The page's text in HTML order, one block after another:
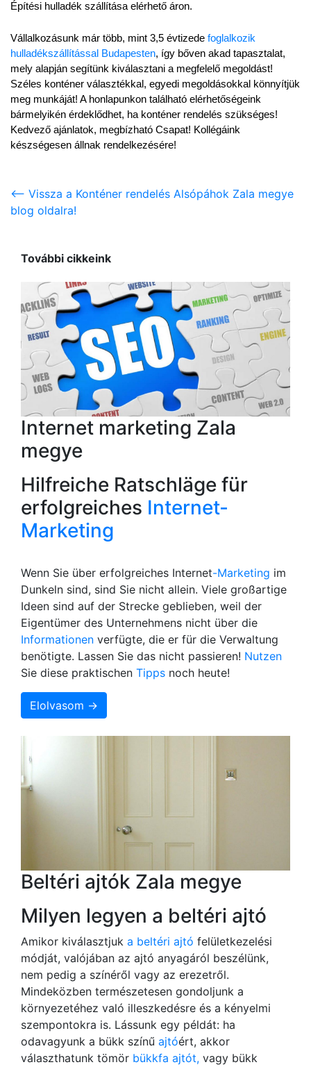
Építési hulladék szállítása elérhető áron.
Vállalkozásunk már több, mint 3,5 évtizede foglalkozik
hulladékszállítással Budapesten, így bőven akad tapasztalat,
mely alapján segítünk kiválasztani a megfelelő megoldást!
Széles konténer választékkal, egyedi megoldásokkal könnyítjük
meg munkáját! A honlapunkon található elérhetőségeink
bármelyikén érdeklődhet, ha konténer rendelés szükséges!
Kedvező ajánlatok, megbízható Csapat! Kollégáink
készségesen állnak rendelkezésére!
<-- Vissza a Konténer rendelés Alsópáhok Zala megye
blog oldalra!
További cikkeink
Internet marketing Zala
megye
Hilfreiche Ratschläge für
erfolgreiches Internet-
Marketing
Wenn Sie über erfolgreiches Internet-Marketing im
Dunkeln sind, sind Sie nicht allein. Viele großartige
Ideen sind auf der Strecke geblieben, weil der
Eigentümer des Unternehmens nicht über die
Informationen verfügte, die er für die Verwaltung
benötigte. Lassen Sie das nicht passieren! Nutzen
Sie diese praktischen Tipps noch heute!
Elolvasom →
Beltéri ajtók Zala megye
Milyen legyen a beltéri ajtó
Amikor kiválasztjuk a beltéri ajtó felületkezelési
módját, valójában az ajtó anyagáról beszélünk,
nem pedig a színéről vagy az erezetről.
Mindeközben természetesen gondoljunk a
környezetéhez való illeszkedésre és a kényelmi
szempontokra is. Lássunk egy példát: ha
odavagyunk a bükk színű ajtóért, akkor
választhatunk tömör bükkfa ajtót, vagy bükk